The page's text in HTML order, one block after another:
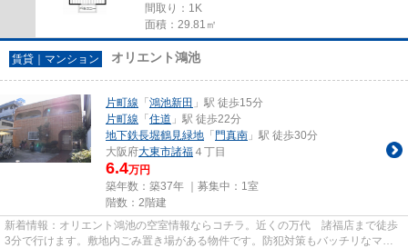
間取り：1K
面積：29.81㎡
賃貸｜マンション オリエント鴻池
片町線 「 鴻池新田 」駅 徒歩15分
片町線 「 住道 」駅 徒歩22分
地下鉄長堀鶴見緑地 「 門真南 」駅 徒歩30分
大阪府大東市諸福 ４丁目
6.4万円
築年数：築37年 ｜募集中： 1室
階数：2階建
新着情報：オリエント鴻池の空室情報ならコチラ。近くの万代 諸福店まで徒歩
3分で行けます。敷地内ごみ置き場がある物件です。防犯対策もバッチリなマン